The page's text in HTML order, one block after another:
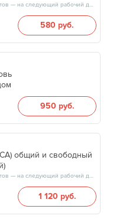
Продолжительность минут, готовность результатов — на следующий рабочий день, после 17:00
580 руб.
950 руб.
общий и свободный
Продолжительность минут, готовность результатов — на следующий рабочий день, после 17:00
1 120 руб.